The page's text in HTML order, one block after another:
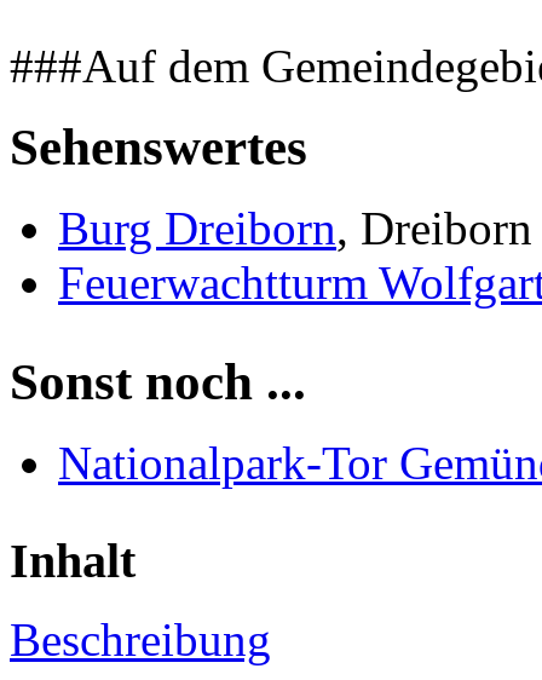
###Auf dem
Sehenswertes
Burg Dreiborn, Dreiborn
Feuerwachtturm
Sonst noch ...
Nationalpark-Tor
Inhalt
Beschreibung